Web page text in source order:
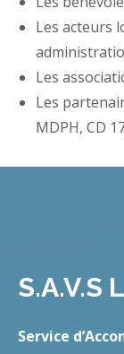
Les acteurs
Les
Les
MDPH, CD
S.A.V.S
Service